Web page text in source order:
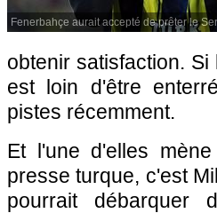
Fenerbahçe aurait accepté de prêter le
obtenir satisfaction.
est loin d'être
pistes récemment.
Et l'une d'elles
presse turque, c'est
pourrait débarquer